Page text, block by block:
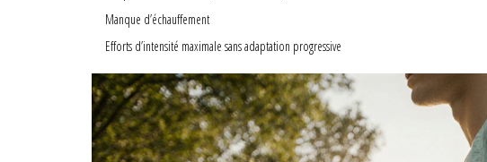
Manque d’échauffement
Efforts d’intensité maximale sans adaptation progressive